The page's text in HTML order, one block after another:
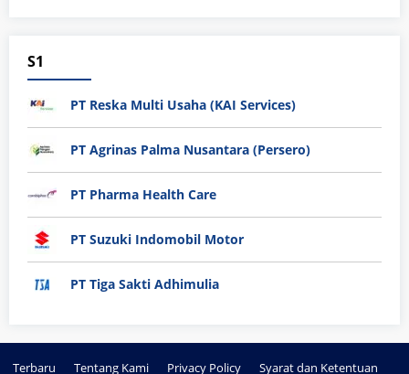
S1
PT Reska Multi Usaha (KAI Services)
PT Agrinas Palma Nusantara (Persero)
PT Pharma Health Care
PT Suzuki Indomobil Motor
PT Tiga Sakti Adhimulia
Terbaru Tentang Kami Privacy Policy Syarat dan Ketentuan